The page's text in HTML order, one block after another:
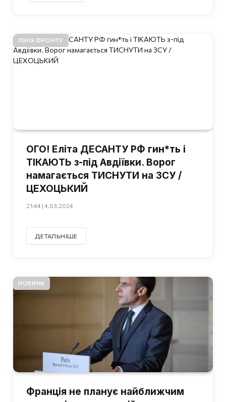
ЛІНІЯ ФРОНТУ
ОГО! Еліта ДЕСАНТУ РФ гин*ть і
ТІКАЮТЬ з-під Авдіївки. Ворог
намагається ТИСНУТИ на ЗСУ /
ЦЕХОЦЬКИЙ
21:44 | 4.03.2024
ДЕТАЛЬНІШЕ
НОВИНИ
Франція не планує найближчим